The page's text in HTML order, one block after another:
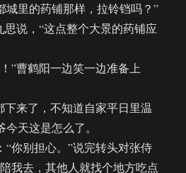
城里的药铺那样，拉铃铛吗？”
说，“这点整个大景的药铺应
曹鹤阳一边笑一边准备上
来了，不知道自家平日里温
天这是怎么了。
别担心。”说完转头对张侍
我去，其他人就找个地方吃点